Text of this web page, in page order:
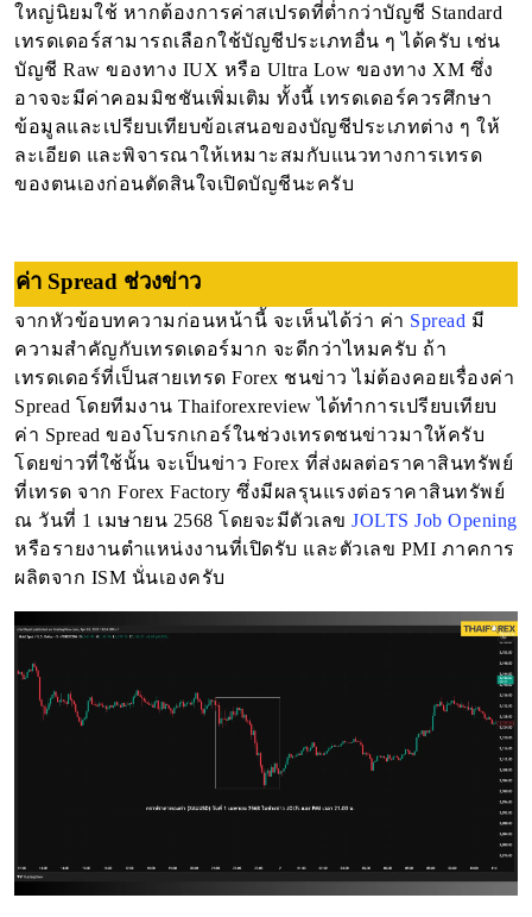
ใหญ่นิยมใช้ หากต้องการค่าสเปรดที่ต่ำกว่าบัญชี Standard
เทรดเดอร์สามารถเลือกใช้บัญชีประเภทอื่น ๆ ได้ครับ เช่น
บัญชี Raw ของทาง IUX หรือ Ultra Low ของทาง XM ซึ่ง
อาจจะมีค่าคอมมิชชันเพิ่มเติม ทั้งนี้ เทรดเดอร์ควรศึกษา
ข้อมูลและเปรียบเทียบข้อเสนอของบัญชีประเภทต่าง ๆ ให้
ละเอียด และพิจารณาให้เหมาะสมกับแนวทางการเทรด
ของตนเองก่อนตัดสินใจเปิดบัญชีนะครับ
ค่า Spread ช่วงข่าว
จากหัวข้อบทความก่อนหน้านี้ จะเห็นได้ว่า ค่า Spread มี
ความสำคัญกับเทรดเดอร์มาก จะดีกว่าไหมครับ ถ้า
เทรดเดอร์ที่เป็นสายเทรด Forex ชนข่าว ไม่ต้องคอยเรื่องค่า
Spread โดยทีมงาน Thaiforexreview ได้ทำการเปรียบเทียบ
ค่า Spread ของโบรกเกอร์ในช่วงเทรดชนข่าวมาให้ครับ
โดยข่าวที่ใช้นั้น จะเป็นข่าว Forex ที่ส่งผลต่อราคาสินทรัพย์
ที่เทรด จาก Forex Factory ซึ่งมีผลรุนแรงต่อราคาสินทรัพย์
ณ วันที่ 1 เมษายน 2568 โดยจะมีตัวเลข JOLTS Job Opening
หรือรายงานตำแหน่งงานที่เปิดรับ และตัวเลข PMI ภาคการ
ผลิตจาก ISM นั่นเองครับ